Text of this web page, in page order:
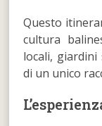
Questo
cultura
locali,
di un unico